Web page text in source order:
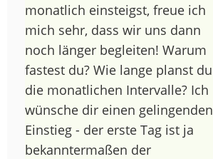
monatlich einsteigst, freue ich
mich sehr, dass wir uns dann
noch länger begleiten! Warum
fastest du? Wie lange planst du
die monatlichen Intervalle? Ich
wünsche dir einen gelingenden
Einstieg - der erste Tag ist ja
bekanntermaßen der